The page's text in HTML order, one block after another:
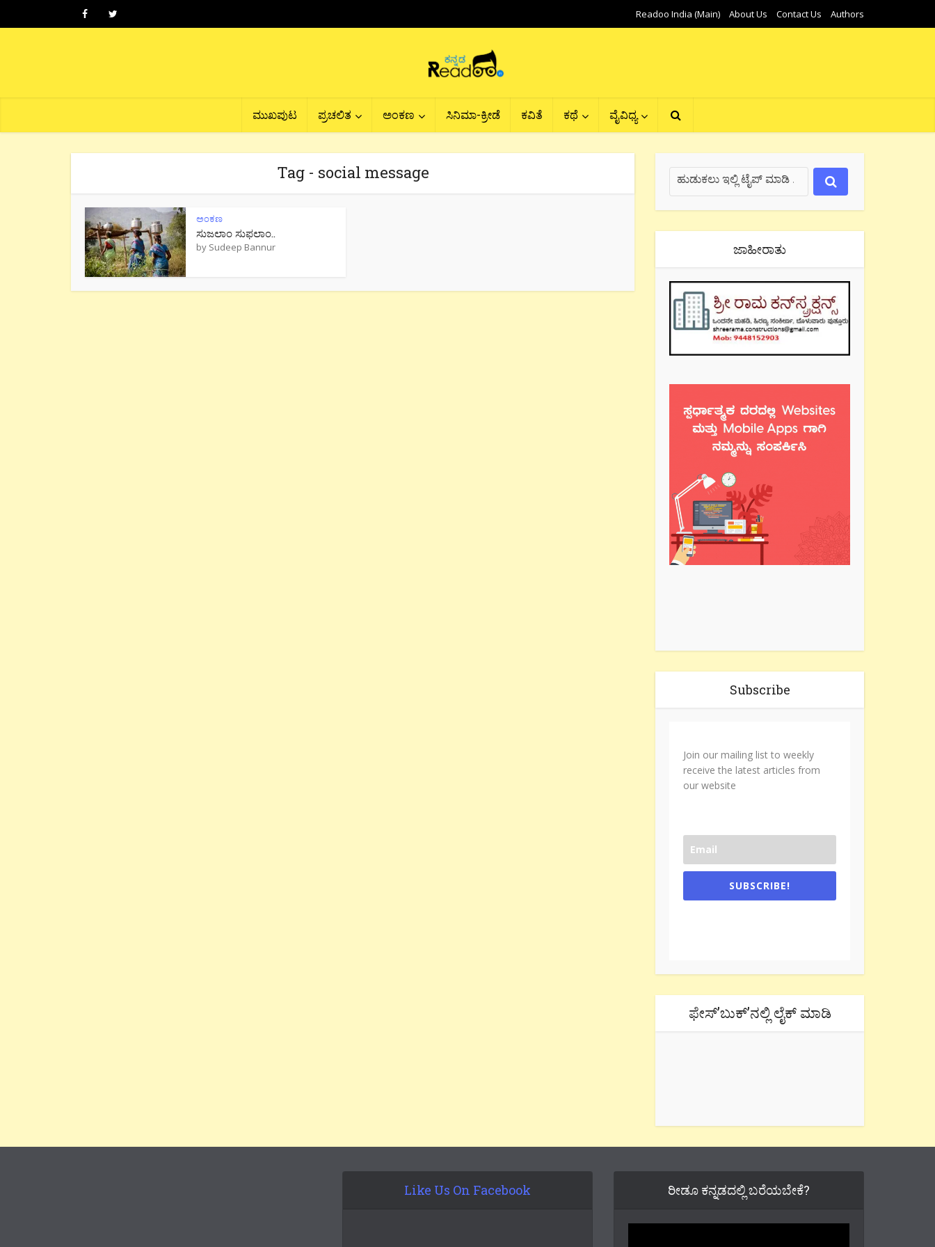
Readoo India (Main) About Us Contact Us Authors
ಮುಖಪುಟ ಪ್ರಚಲಿತ ಅಂಕಣ ಸಿನಿಮಾ-ಕ್ರೀಡೆ ಕವಿತೆ ಕಥೆ ವೈವಿಧ್ಯ
Tag - social message
ಅಂಕಣ
ಸುಜಲಾಂ ಸುಫಲಾಂ..
by Sudeep Bannur ಜಾಹೀರಾತು
Subscribe
Join our mailing list to weekly
receive the latest articles from
our website
SUBSCRIBE!
ಫೇಸ್’ಬುಕ್’ನಲ್ಲಿ ಲೈಕ್ ಮಾಡಿ
Like Us On Facebook ರೀಡೂ ಕನ್ನಡದಲ್ಲಿ ಬರೆಯಬೇಕೆ?